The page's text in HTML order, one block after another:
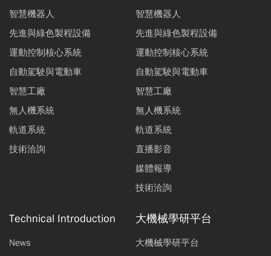
智慧機器人
先進與綠色製程設備
運動控制核心系統
自動駕駛與電動車
智慧工廠
無人機系統
軌道系統
技術洽詢
智慧機器人
先進與綠色製程設備
運動控制核心系統
自動駕駛與電動車
智慧工廠
無人機系統
軌道系統
直播影音
媒體報導
技術洽詢
Technical Introduction
News
大機械學研平台
大機械學研平台